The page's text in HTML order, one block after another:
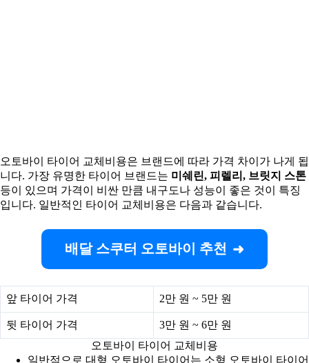
오토바이 타이어 교체비용은 브랜드에 따라 가격 차이가 나게 됩
니다. 가장 유명한 타이어 브랜드는 미쉐린, 피렐리, 브릿지 스톤
등이 있으며 가격이 비싼 만큼 내구도나 성능이 좋은 것이 특징
입니다. 일반적인 타이어 교체비용은 다음과 같습니다.
배달 스쿠터 오토바이 추천
앞 타이어 가격 2만 원 ~ 5만 원
뒷 타이어 가격
3만 원 ~ 6만 원
오토바이 타이어 교체비용
일반적으로 대형 오토바이 타이어는 소형 오토바이 타이어